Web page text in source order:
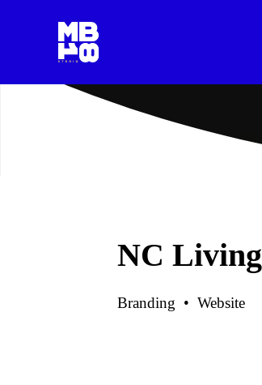
NC LIVING
NC Living
Branding • Website